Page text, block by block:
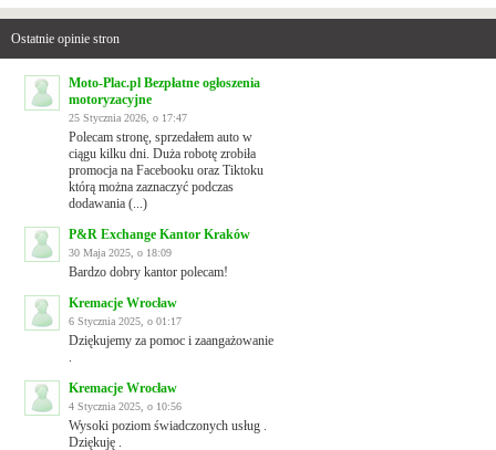
Ostatnie opinie stron
Moto-Plac.pl Bezpłatne ogłoszenia
motoryzacyjne
25 Stycznia 2026, o 17:47
Polecam stronę, sprzedałem auto w
ciągu kilku dni. Duża robotę zrobiła
promocja na Facebooku oraz Tiktoku
którą można zaznaczyć podczas
dodawania (...)
P&R Exchange Kantor Kraków
30 Maja 2025, o 18:09
Bardzo dobry kantor polecam!
Kremacje Wrocław
6 Stycznia 2025, o 01:17
Dziękujemy za pomoc i zaangażowanie
Kremacje Wrocław
4 Stycznia 2025, o 10:56
Wysoki poziom świadczonych usług .
Dziękuję .